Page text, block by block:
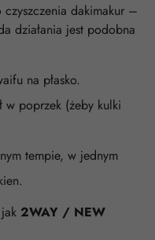
czyszczenia dakimakur –
działania jest podobna
na płasko.
w poprzek (żeby kulki
tempie, w jednym
2WAY / NEW